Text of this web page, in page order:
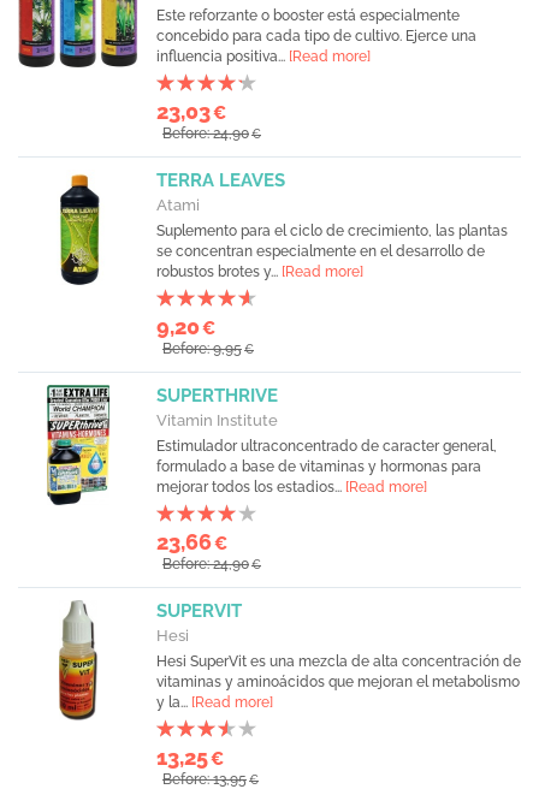
Este reforzante o booster está especialmente
concebido para cada tipo de cultivo. Ejerce una
influencia positiva... [Read more]
23,03€
Before: 24,90€
TERRA LEAVES
Atami
Suplemento para el ciclo de crecimiento, las plantas
se concentran especialmente en el desarrollo de
robustos brotes y... [Read more]
9,20€
Before: 9,95€
SUPERTHRIVE
Vitamin Institute
Estimulador ultraconcentrado de caracter general,
formulado a base de vitaminas y hormonas para
mejorar todos los estadios... [Read more]
23,66€
Before: 24,90€
SUPERVIT
Hesi
Hesi SuperVit es una mezcla de alta concentración de
vitaminas y aminoácidos que mejoran el metabolismo
y la... [Read more]
13,25€
Before: 13,95€